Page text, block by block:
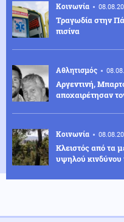
Κοινωνία
Τραγωδία στην
πισίνα
Αθλητισμός
Αργεντινή,
αποχαιρέτησαν
Κοινωνία
Κλειστός από τα
υψηλού κινδύνου